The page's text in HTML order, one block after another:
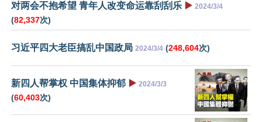
对两会不抱希望 青年人改变命运靠刮刮乐 ▶️ 2024/3/4
(82,337次)
习近平四大老臣搞乱中国政局 2024/3/4 (248,604次)
新四人帮掌权 中国集体抑郁 ▶️ 2024/3/3
(60,403次)